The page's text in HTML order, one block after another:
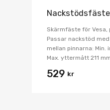
Nackstödsfäste
Skärmfäste för Vesa,
Passar nackstöd
mellan pinnarna: Min.
Max. yttermått 211
529 kr